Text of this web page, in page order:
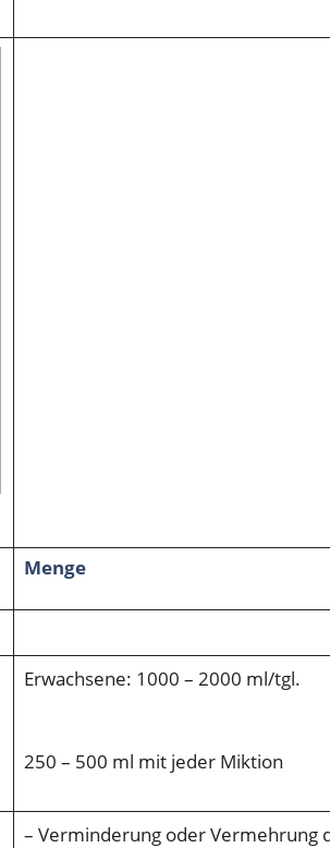
Menge
Erwachsene: 1000 – 2000 ml/tgl.
250 – 500 ml mit jeder Miktion
– Verminderung oder Vermehrung